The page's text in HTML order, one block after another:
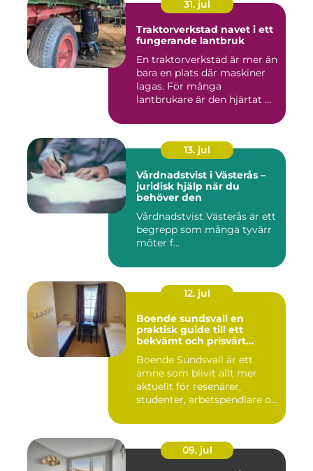
31. jul
Traktorverkstad navet i ett
fungerande lantbruk
En traktorverkstad är mer än
bara en plats där maskiner
lagas. För många
lantbrukare är den hjärtat ...
13. jul
Vårdnadstvist i Västerås –
juridisk hjälp när du
behöver den
Vårdnadstvist Västerås är ett
begrepp som många tyvärr
möter f...
12. jul
Boende sundsvall en
praktisk guide till ett
bekvämt och prisvärt
Boende Sundsvall är ett
ämne som blivit allt mer
aktuellt för resenärer,
studenter, arbetspendlare o...
09. jul